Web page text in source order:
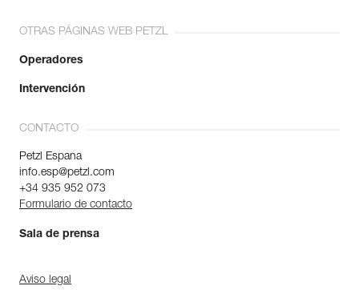
OTRAS PÁGINAS WEB PETZL
Operadores
Intervención
CONTACTO
Petzl Espana
info.esp@petzl.com
+34 935 952 073
Formulario de contacto
Sala de prensa
Aviso legal